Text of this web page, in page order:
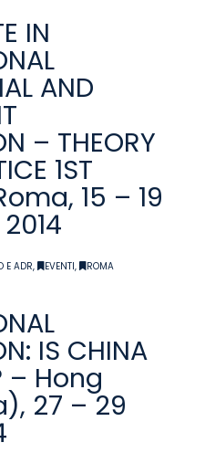
IN
AND
– THEORY
1ST
15 – 19
E ADR, EVENTI, ROMA
IS CHINA
– Hong
27 – 29